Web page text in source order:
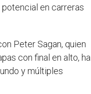
en carreras
Peter Sagan, quien
con final en alto, ha
y múltiples